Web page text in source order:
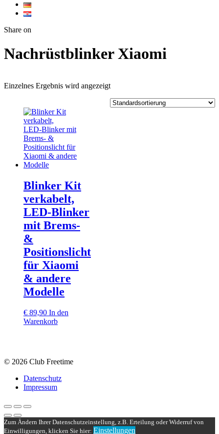
Share on
Nachrüstblinker Xiaomi
Einzelnes Ergebnis wird angezeigt
Blinker Kit
verkabelt,
LED‑Blinker
mit Brems‑
&
Positionslicht
für Xiaomi
& andere
Modelle
€ 89,90 In den
Warenkorb
© 2026 Club Freetime
Datenschutz
Impressum
Zum Ändern Ihrer Datenschutzeinstellung, z.B. Erteilung oder Widerruf von
Einwilligungen, klicken Sie hier: Einstellungen